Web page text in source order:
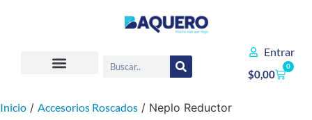
Entrar
$0,00
0
Inicio / Accesorios Roscados / Neplo Reductor